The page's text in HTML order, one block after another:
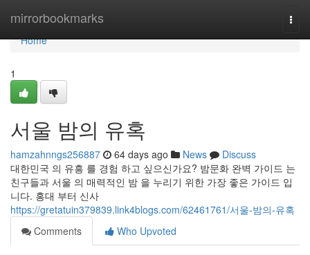
mirrorbookmarks
Home
Home
1
서울 밤의 유혹
hamzahnngs256887 64 days ago News
Discuss
대한민국 의 유흥 를 경험 하고 싶으신가요? 밤문화 완벽 가이드 는
친구들과 서울 의 매력적인 밤 을 누리기 위한 가장 좋은 가이드 입
니다. 홍대 부터 신사
https://gretatuin379839.link4blogs.com/62461761/서울-밤의-유혹
Comments
Who Upvoted